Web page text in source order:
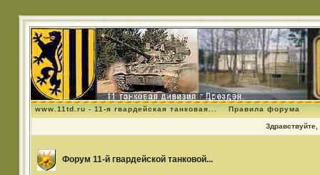
www.11td.ru - 11-я гвардейская танковая... Правила форума
Здравствуйте,
Форум 11-й гвардейской танковой...